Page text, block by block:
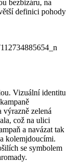
bezbizáru, na
definici pohody
Vizuální identitu
zelená
což na ulici
a navázat tak
kolemjdoucími.
se symbolem